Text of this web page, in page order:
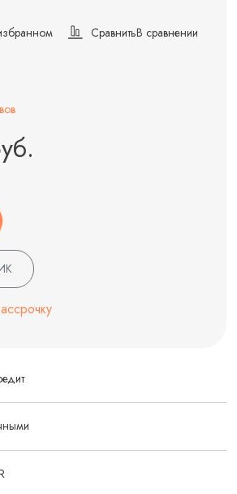
СравнитьВ сравнении